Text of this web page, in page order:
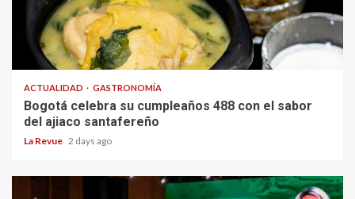
ACTUALIDAD GASTRONOMÍA
Bogotá celebra su cumpleaños 488 con el sabor
del ajiaco santafereño
La Revue 2 days ago